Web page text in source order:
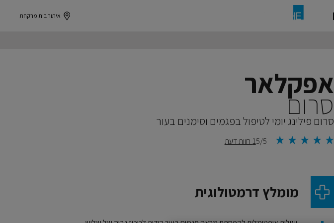
איתור בית מרקחת
אפקלאר
סרום
סרום פילינג יומי לטיפול בפגמים וסימנים בעור
5/51 חוות דעת
מומלץ דרמטולוגית